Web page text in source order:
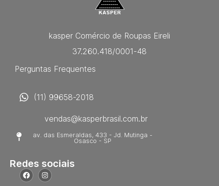
kasper Comércio de Roupas Eireli
37.260.418/0001-48
Perguntas Frequentes
(11) 99658-2018
vendas@kasperbrasil.com.br
av. das Esmeraldas, 433 - Jd. Mutinga -
Osasco - SP
Redes sociais